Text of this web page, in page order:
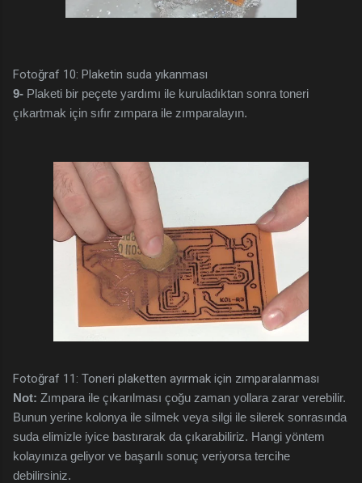
Fotoğraf 10: Plaketin suda yıkanması
9- Plaketi bir peçete yardımı ile kuruladıktan sonra toneri
çıkartmak için sıfır zımpara ile zımparalayın.
Fotoğraf 11: Toneri plaketten ayırmak için zımparalanması
Not: Zımpara ile çıkarılması çoğu zaman yollara zarar verebilir.
Bunun yerine kolonya ile silmek veya silgi ile silerek sonrasında
suda elimizle iyice bastırarak da çıkarabiliriz. Hangi yöntem
kolayınıza geliyor ve başarılı sonuç veriyorsa tercihe
debilirsiniz.